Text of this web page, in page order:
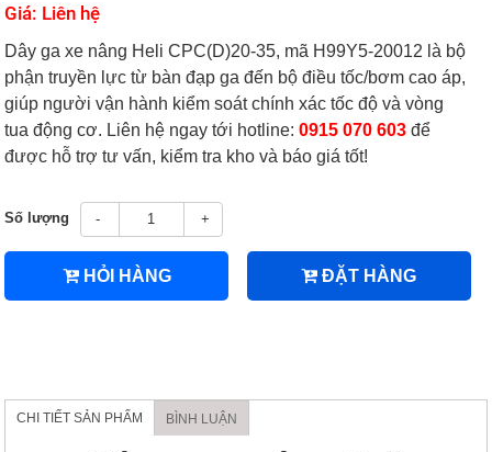
Giá: Liên hệ
Dây ga xe nâng Heli CPC(D)20-35, mã H99Y5-20012 là bộ
phận truyền lực từ bàn đạp ga đến bộ điều tốc/bơm cao áp,
giúp người vận hành kiểm soát chính xác tốc độ và vòng
tua động cơ. Liên hệ ngay tới hotline:0915 070 603 để
được hỗ trợ tư vấn, kiểm tra kho và báo giá tốt!
Số lượng - +
HỎI HÀNG ĐẶT HÀNG
CHI TIẾT SẢN PHẨM BÌNH LUẬN